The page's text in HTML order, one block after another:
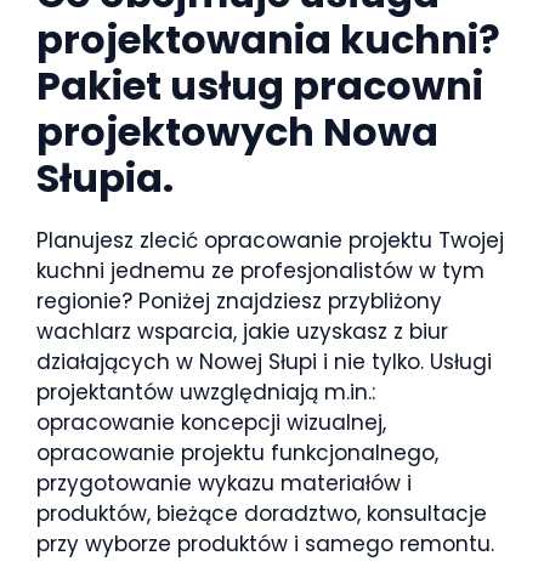
projektowania kuchni?
Pakiet usług pracowni
projektowych Nowa
Słupia.
Planujesz zlecić opracowanie projektu Twojej
kuchni jednemu ze profesjonalistów w tym
regionie? Poniżej znajdziesz przybliżony
wachlarz wsparcia, jakie uzyskasz z biur
działających w Nowej Słupi i nie tylko. Usługi
projektantów uwzględniają m.in.:
opracowanie koncepcji wizualnej,
opracowanie projektu funkcjonalnego,
przygotowanie wykazu materiałów i
produktów, bieżące doradztwo, konsultacje
przy wyborze produktów i samego remontu.